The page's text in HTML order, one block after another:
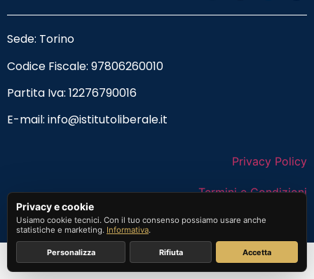
Sede: Torino
Codice Fiscale: 97806260010
Partita Iva: 12276790016
E-mail: info@istitutoliberale.it
Privacy Policy
Termini e Condizioni
Privacy e cookie
Usiamo cookie tecnici. Con il tuo consenso possiamo usare anche
statistiche e marketing. Informativa.
Personalizza Rifiuta Accetta